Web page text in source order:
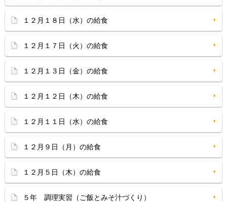
１２月１８日（水）の給食
１２月１７日（火）の給食
１２月１３日（金）の給食
１２月１２日（木）の給食
１２月１１日（水）の給食
１２月９日（月）の給食
１２月５日（木）の給食
５年 調理実習（ご飯とみそ汁づくり）